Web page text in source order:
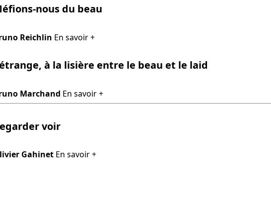
nous du beau
Reichlin En savoir +
à la lisière entre le beau et le laid
Marchand En savoir +
voir
Gahinet En savoir +